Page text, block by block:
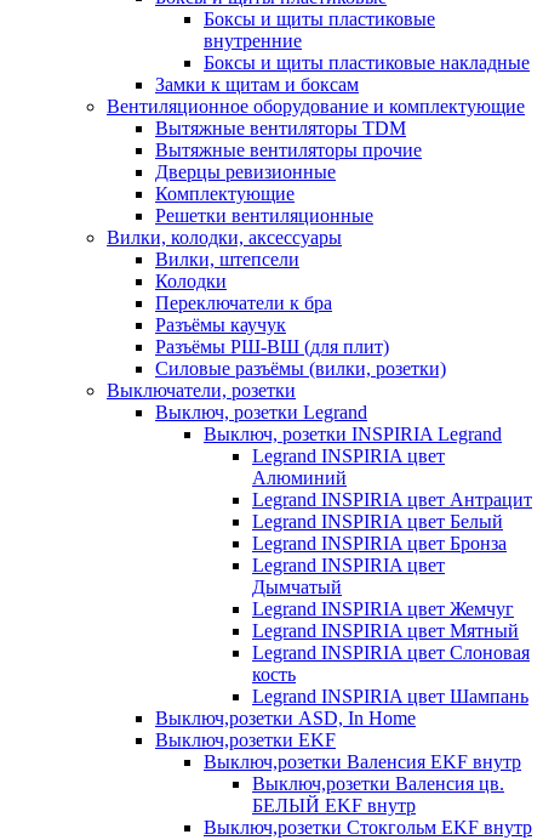
Боксы и щиты пластиковые
внутренние
Боксы и щиты пластиковые накладные
Замки к щитам и боксам
Вентиляционное оборудование и комплектующие
Вытяжные вентиляторы TDM
Вытяжные вентиляторы прочие
Дверцы ревизионные
Комплектующие
Решетки вентиляционные
Вилки, колодки, аксессуары
Вилки, штепсели
Колодки
Переключатели к бра
Разъёмы каучук
Разъёмы РШ-ВШ (для плит)
Силовые разъёмы (вилки, розетки)
Выключатели, розетки
Выключ, розетки Legrand
Выключ, розетки INSPIRIA Legrand
Legrand INSPIRIA цвет
Алюминий
Legrand INSPIRIA цвет Антрацит
Legrand INSPIRIA цвет Белый
Legrand INSPIRIA цвет Бронза
Legrand INSPIRIA цвет
Дымчатый
Legrand INSPIRIA цвет Жемчуг
Legrand INSPIRIA цвет Мятный
Legrand INSPIRIA цвет Слоновая
кость
Legrand INSPIRIA цвет Шампань
Выключ,розетки ASD, In Home
Выключ,розетки EKF
Выключ,розетки Валенсия EKF внутр
Выключ,розетки Валенсия цв.
БЕЛЫЙ EKF внутр
Выключ,розетки Стокгольм EKF внутр